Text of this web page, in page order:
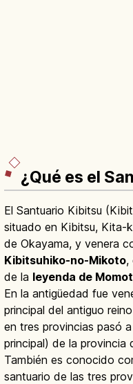
¿Qué es el
El Santuario Kibitsu
situado en Kibitsu, Kita-
de Okayama, y venera
Kibitsuhiko-no-Mikoto,
de la leyenda de
En la antigüedad fue
principal del antiguo
en tres provincias pasó
principal) de la provincia
También es conocido
santuario de las tres